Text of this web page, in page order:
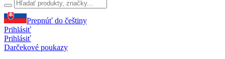
Prepnúť do češtiny
Prihlásiť
Prihlásiť
Darčekové poukazy